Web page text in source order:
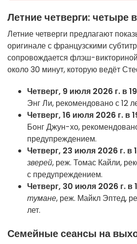
Летние четверги: четыре
Летние четверги предлагают
оригинале с французскими
сопровождается флэш-
около 30 минут, которую ведёт
Четверг, 9 июля 2026 г. в
Энг Ли, рекомендовано с 12
Четверг, 16 июля 2026 г. в
Бонг Джун-хо,
предупреждением.
Четверг, 23 июля 2026 г. в
зверей, реж. Томас Кайли,
с предупреждением.
Четверг, 30 июля 2026 г. в
тумане, реж. Майкл Эптед,
лет.
Семейные сеансы на